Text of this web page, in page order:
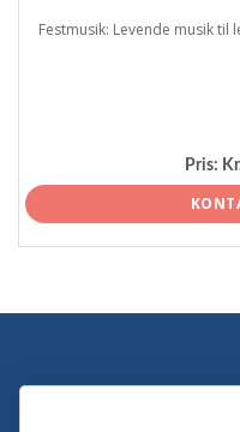
Festmusik: Levende musik
Pris: